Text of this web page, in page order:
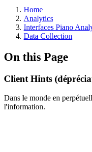
Home
Analytics
Interfaces Piano
Data Collection
On this Page
Client Hints
Dans le monde en
l'information.